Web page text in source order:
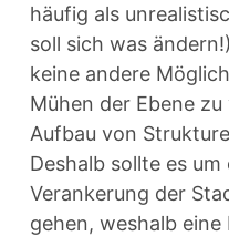
häufig als
soll sich was
keine andere
Mühen der Ebene
Aufbau von
Deshalb sollte es
Verankerung der
gehen, weshalb eine